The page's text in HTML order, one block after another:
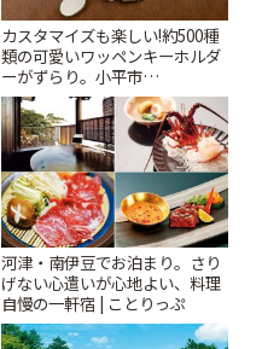
カスタマイズも楽しい!約500種
類の可愛いワッペンキーホルダ
ーがずらり。小平市
「Kimamaya T&K」 | ことりっ
ぷ
河津・南伊豆でお泊まり。さり
げない心遣いが心地よい、料理
自慢の一軒宿 | ことりっぷ